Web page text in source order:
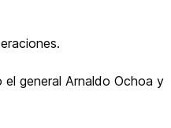
general Arnaldo Ochoa y